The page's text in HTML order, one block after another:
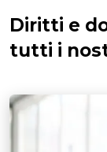
Diritti e
tutti i